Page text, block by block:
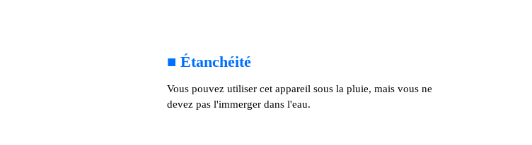
■ Étanchéité
Vous pouvez utiliser cet appareil sous la pluie, mais vous ne
devez pas l'immerger dans l'eau.